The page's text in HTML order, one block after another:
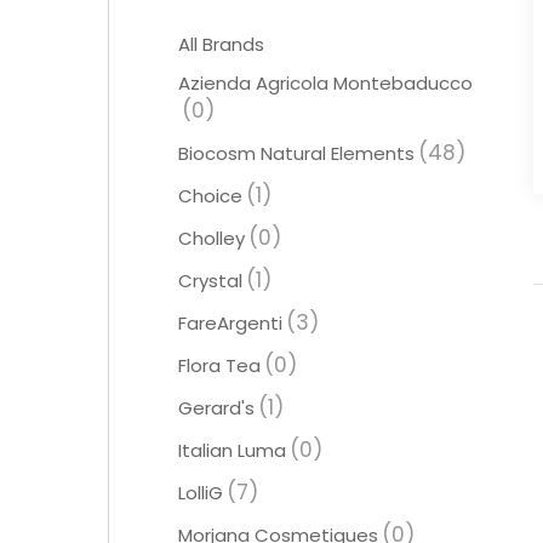
All Brands
Azienda Agricola Montebaducco
(0)
Biocosm Natural Elements (48)
Choice (1)
Cholley (0)
Crystal (1)
FareArgenti (3)
Flora Tea (0)
Gerard's (1)
Italian Luma (0)
LolliG (7)
Morjana Cosmetiques (0)